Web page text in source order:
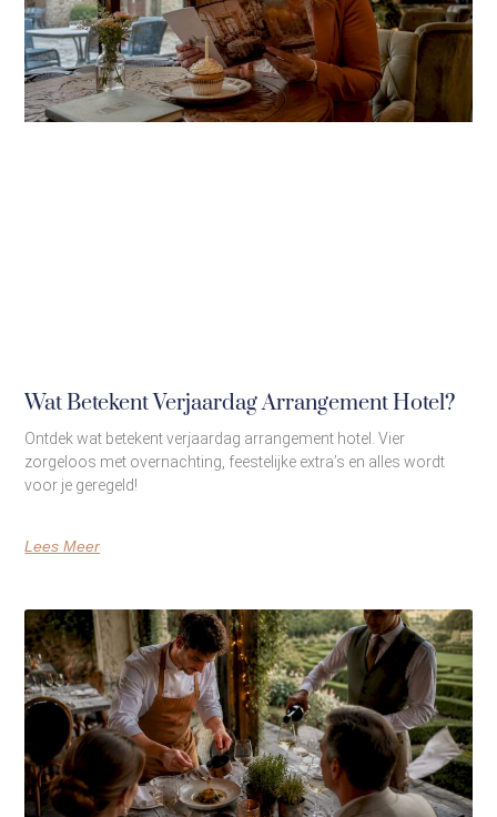
Wat Betekent Verjaardag Arrangement Hotel?
Ontdek wat betekent verjaardag arrangement hotel. Vier
zorgeloos met overnachting, feestelijke extra’s en alles wordt
voor je geregeld!
Lees Meer